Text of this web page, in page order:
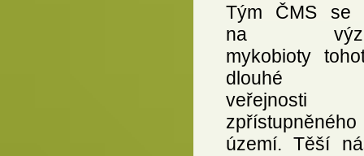
Tým ČMS se
na
mykobioty
dlouhé
veřejnosti
zpřístupněného
území. Těší